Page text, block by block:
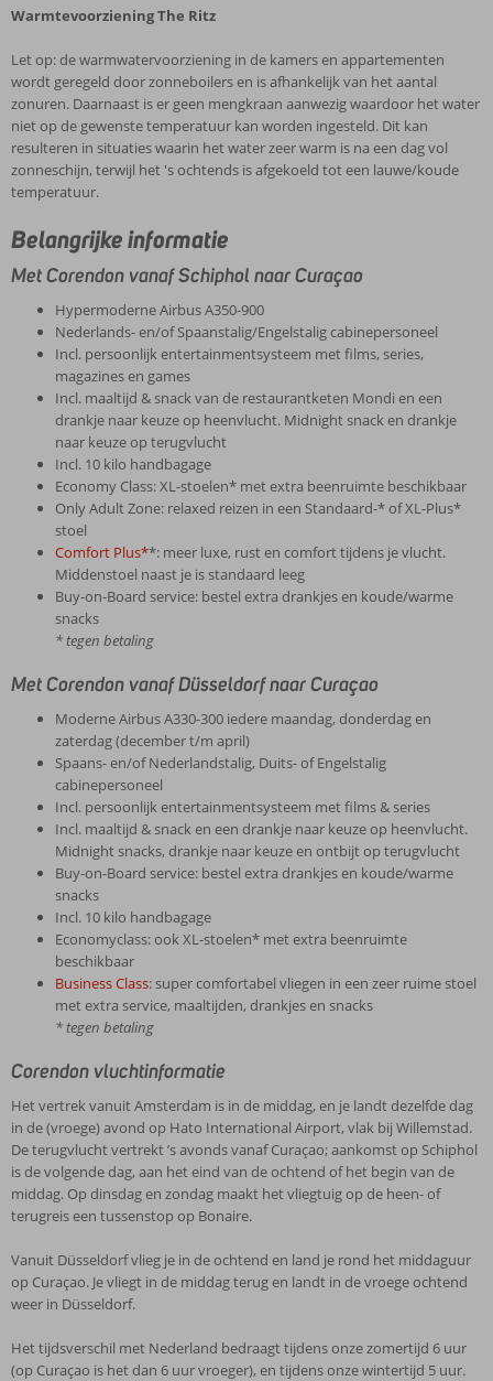
Warmtevoorziening The Ritz
Let op: de warmwatervoorziening in de kamers en appartementen
wordt geregeld door zonneboilers en is afhankelijk van het aantal
zonuren. Daarnaast is er geen mengkraan aanwezig waardoor het water
niet op de gewenste temperatuur kan worden ingesteld. Dit kan
resulteren in situaties waarin het water zeer warm is na een dag vol
zonneschijn, terwijl het 's ochtends is afgekoeld tot een lauwe/koude
temperatuur.
Belangrijke informatie
Met Corendon vanaf Schiphol naar Curaçao
Hypermoderne Airbus A350-900
Nederlands- en/of Spaanstalig/Engelstalig cabinepersoneel
Incl. persoonlijk entertainmentsysteem met films, series,
magazines en games
Incl. maaltijd & snack van de restaurantketen Mondi en een
drankje naar keuze op heenvlucht. Midnight snack en drankje
naar keuze op terugvlucht
Incl. 10 kilo handbagage
Economy Class: XL-stoelen* met extra beenruimte beschikbaar
Only Adult Zone: relaxed reizen in een Standaard-* of XL-Plus*
stoel
Comfort Plus**: meer luxe, rust en comfort tijdens je vlucht.
Middenstoel naast je is standaard leeg
Buy-on-Board service: bestel extra drankjes en koude/warme
snacks
* tegen betaling
Met Corendon vanaf Düsseldorf naar Curaçao
Moderne Airbus A330-300 iedere maandag, donderdag en
zaterdag (december t/m april)
Spaans- en/of Nederlandstalig, Duits- of Engelstalig
cabinepersoneel
Incl. persoonlijk entertainmentsysteem met films & series
Incl. maaltijd & snack en een drankje naar keuze op heenvlucht.
Midnight snacks, drankje naar keuze en ontbijt op terugvlucht
Buy-on-Board service: bestel extra drankjes en koude/warme
snacks
Incl. 10 kilo handbagage
Economyclass: ook XL-stoelen* met extra beenruimte
beschikbaar
Business Class: super comfortabel vliegen in een zeer ruime stoel
met extra service, maaltijden, drankjes en snacks
* tegen betaling
Corendon vluchtinformatie
Het vertrek vanuit Amsterdam is in de middag, en je landt dezelfde dag
in de (vroege) avond op Hato International Airport, vlak bij Willemstad.
De terugvlucht vertrekt ’s avonds vanaf Curaçao; aankomst op Schiphol
is de volgende dag, aan het eind van de ochtend of het begin van de
middag. Op dinsdag en zondag maakt het vliegtuig op de heen- of
terugreis een tussenstop op Bonaire.
Vanuit Düsseldorf vlieg je in de ochtend en land je rond het middaguur
op Curaçao. Je vliegt in de middag terug en landt in de vroege ochtend
weer in Düsseldorf.
Het tijdsverschil met Nederland bedraagt tijdens onze zomertijd 6 uur
(op Curaçao is het dan 6 uur vroeger), en tijdens onze wintertijd 5 uur.